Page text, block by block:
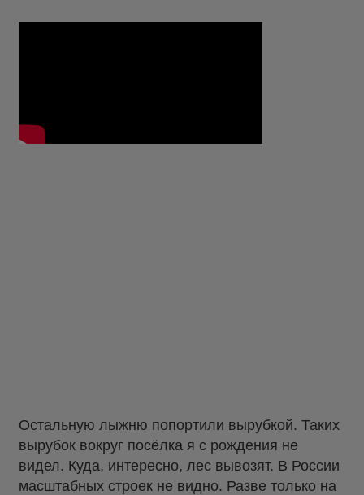
Остальную лыжню попортили вырубкой. Таких
вырубок вокруг посёлка я с рождения не
видел. Куда, интересно, лес вывозят. В России
масштабных строек не видно. Разве только на